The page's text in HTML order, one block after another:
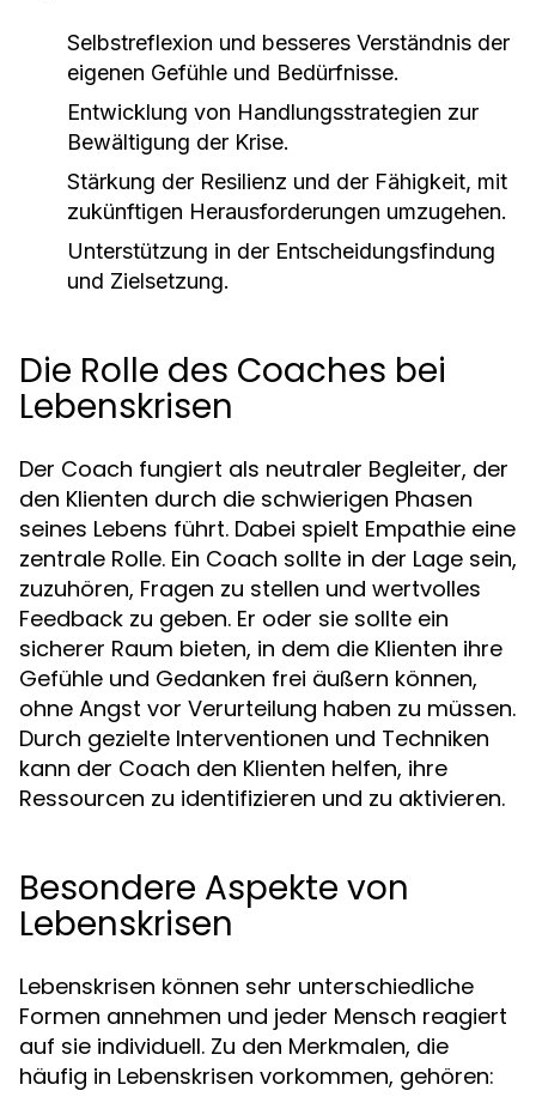
Selbstreflexion und besseres Verständnis der
eigenen Gefühle und Bedürfnisse.
Entwicklung von Handlungsstrategien zur
Bewältigung der Krise.
Stärkung der Resilienz und der Fähigkeit, mit
zukünftigen Herausforderungen umzugehen.
Unterstützung in der Entscheidungsfindung
und Zielsetzung.
Die Rolle des Coaches bei
Lebenskrisen
Der Coach fungiert als neutraler Begleiter, der
den Klienten durch die schwierigen Phasen
seines Lebens führt. Dabei spielt Empathie eine
zentrale Rolle. Ein Coach sollte in der Lage sein,
zuzuhören, Fragen zu stellen und wertvolles
Feedback zu geben. Er oder sie sollte ein
sicherer Raum bieten, in dem die Klienten ihre
Gefühle und Gedanken frei äußern können,
ohne Angst vor Verurteilung haben zu müssen.
Durch gezielte Interventionen und Techniken
kann der Coach den Klienten helfen, ihre
Ressourcen zu identifizieren und zu aktivieren.
Besondere Aspekte von
Lebenskrisen
Lebenskrisen können sehr unterschiedliche
Formen annehmen und jeder Mensch reagiert
auf sie individuell. Zu den Merkmalen, die
häufig in Lebenskrisen vorkommen, gehören: